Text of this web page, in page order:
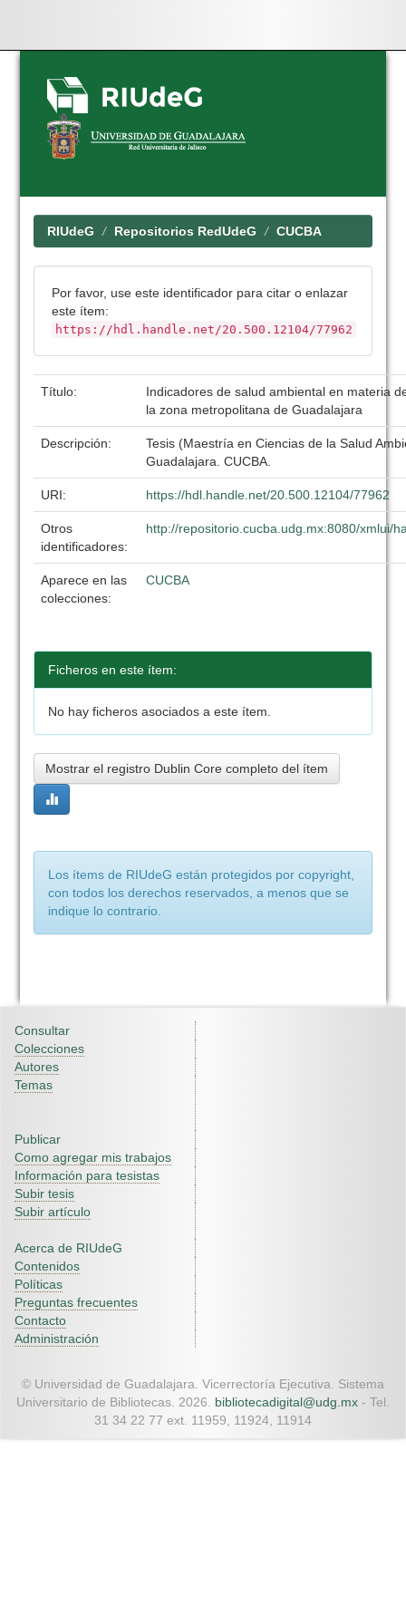
Skip
navigation
RIUdeG Repositorios RedUdeG CUCBA
Por favor, use este identificador para citar o enlazar
este ítem:
https://hdl.handle.net/20.500.12104/77962
Título:
Indicadores de salud ambiental en materia
la zona metropolitana de Guadalajara
Descripción:
Tesis (Maestría en Ciencias de la Salud
Guadalajara. CUCBA.
URI: https://hdl.handle.net/20.500.12104/77962
Otros
identificadores:
http://repositorio.cucba.udg.mx:8080/xmlui/
Aparece en las
colecciones:
CUCBA
Ficheros en este ítem:
No hay ficheros asociados a este ítem.
Mostrar el registro Dublin Core completo del ítem
Los ítems de RIUdeG están protegidos por copyright,
con todos los derechos reservados, a menos que se
indique lo contrario.
Consultar
Colecciones
Autores
Temas
Publicar
Como agregar mis trabajos
Información para tesistas
Subir tesis
Subir artículo
Acerca de RIUdeG
Contenidos
Políticas
Preguntas frecuentes
Contacto
Administración
© Universidad de Guadalajara. Vicerrectoría Ejecutiva. Sistema
Universitario de Bibliotecas. 2026. bibliotecadigital@udg.mx - Tel.
31 34 22 77 ext. 11959, 11924, 11914